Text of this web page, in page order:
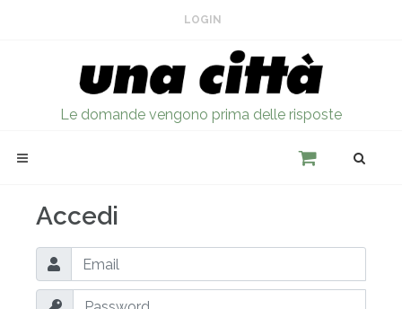
LOGIN
Le domande vengono prima delle risposte
Accedi